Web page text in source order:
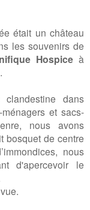
était un château
les souvenirs de
Hospiceà
dans
et sacs-
nous avons
bosquet de centre
nous
d'apercevoir le